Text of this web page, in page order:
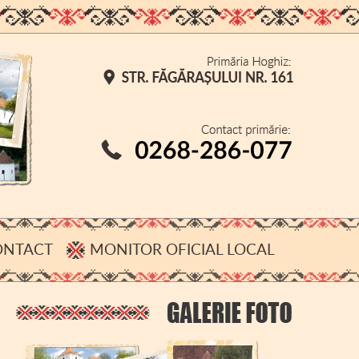
CONFIDENȚIALITATE
DESPRE COOKIE-URI
MONITOR OFICIAL LOCAL